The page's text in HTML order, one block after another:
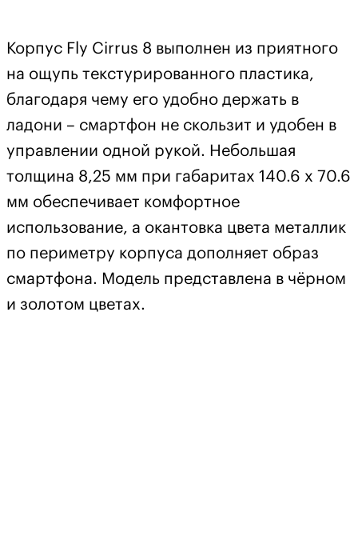
Корпус Fly Cirrus 8 выполнен из приятного
на ощупь текстурированного пластика,
благодаря чему его удобно держать в
ладони – смартфон не скользит и удобен в
управлении одной рукой. Небольшая
толщина 8,25 мм при габаритах 140.6 x 70.6
мм обеспечивает комфортное
использование, а окантовка цвета металлик
по периметру корпуса дополняет образ
смартфона. Модель представлена в чёрном
и золотом цветах.